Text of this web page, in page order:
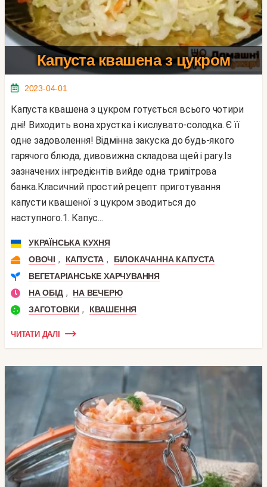
Капуста квашена з цукром
2023-04-01
Капуста квашена з цукром готується всього чотири
дні! Виходить вона хрустка і кислувато-солодка. Є її
одне задоволення! Відмінна закуска до будь-якого
гарячого блюда, дивовижна складова щей і рагу.Із
зазначених інгредієнтів вийде одна трилітрова
банка.Класичний простий рецепт приготування
капусти квашеної з цукром зводиться до
наступного.1. Капус...
УКРАЇНСЬКА КУХНЯ
ОВОЧІ , КАПУСТА ,
БІЛОКАЧАННА КАПУСТА
ВЕГЕТАРІАНСЬКЕ ХАРЧУВАННЯ
НА ОБІД ,
НА ВЕЧЕРЮ
ЗАГОТОВКИ , КВАШЕННЯ
ЧИТАТИ ДАЛІ